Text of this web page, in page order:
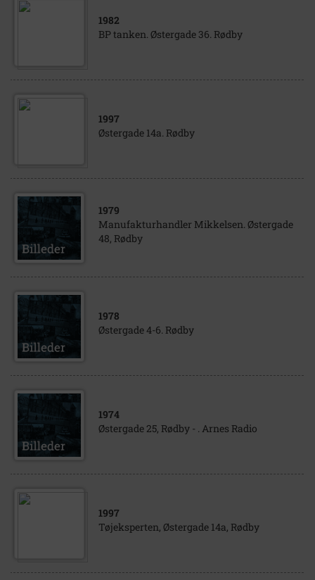
1982
BP tanken. Østergade 36. Rødby
1997
Østergade 14a. Rødby
1979
Manufakturhandler Mikkelsen. Østergade
48, Rødby
1978
Østergade 4-6. Rødby
1974
Østergade 25, Rødby - . Arnes Radio
1997
Tøjeksperten, Østergade 14a, Rødby